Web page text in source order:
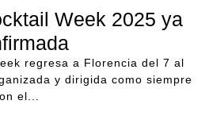
Week 2025 ya
regresa a Florencia del 7 al
y dirigida como siempre
el...